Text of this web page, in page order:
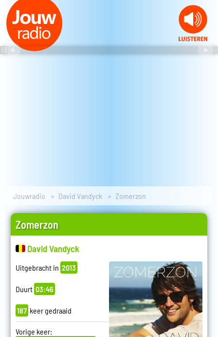
Jouwradio David Vandyck Zomerzon
Zomerzon
David Vandyck
Uitgebracht in 2013
Duurt 03:46
187 keer gedraaid
Vorige keer: